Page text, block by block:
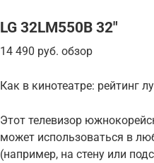
LG 32LM550B 32″
14 490 руб. обзор
Как в кинотеатре: рейтинг
Этот телевизор
может использоваться в
(например, на стену или